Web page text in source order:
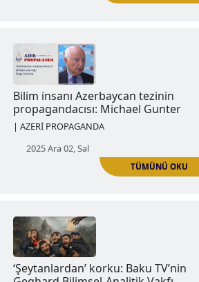
'Современная научная
bilim dergisindeki Ermeni
yayınlar: 'Geghard' Vakfı'nın
soruşturması
Haberler | Duyurular